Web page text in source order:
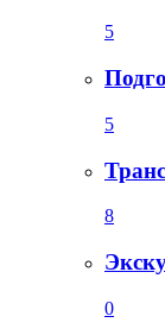
5
5
8
0